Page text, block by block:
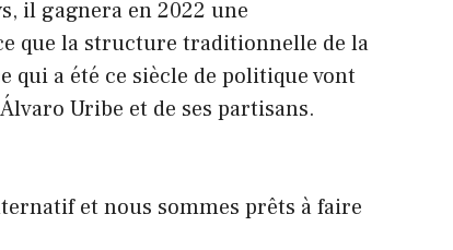
il gagnera en 2022 une
que la structure traditionnelle de la
qui a été ce siècle de politique vont
Uribe et de ses partisans.
et nous sommes prêts à faire